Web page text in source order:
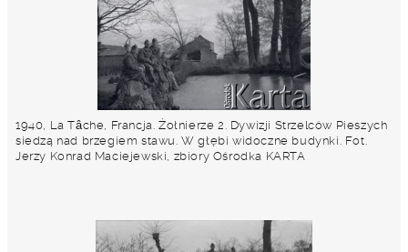
1940, La Tâche, Francja. Żołnierze 2. Dywizji Strzelców Pieszych
siedzą nad brzegiem stawu. W głębi widoczne budynki. Fot.
Jerzy Konrad Maciejewski, zbiory Ośrodka KARTA